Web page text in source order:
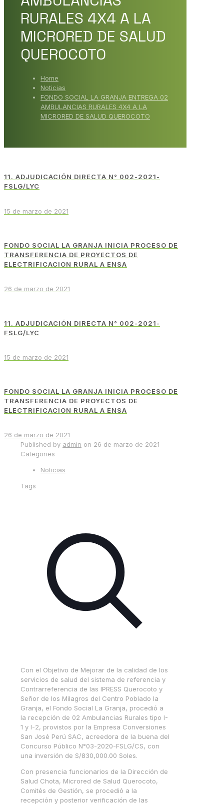
RURALES 4X4 A LA
MICRORED DE SALUD
QUEROCOTO
Home
Noticias
FONDO SOCIAL LA GRANJA ENTREGA 02
AMBULANCIAS RURALES 4X4 A LA
MICRORED DE SALUD QUEROCOTO
11. ADJUDICACIÓN DIRECTA N° 002-2021-
FSLG/LYC
15 de marzo de 2021
FONDO SOCIAL LA GRANJA INICIA PROCESO DE
TRANSFERENCIA DE PROYECTOS DE
ELECTRIFICACION RURAL A ENSA
26 de marzo de 2021
11. ADJUDICACIÓN DIRECTA N° 002-2021-
FSLG/LYC
15 de marzo de 2021
FONDO SOCIAL LA GRANJA INICIA PROCESO DE
TRANSFERENCIA DE PROYECTOS DE
ELECTRIFICACION RURAL A ENSA
26 de marzo de 2021
Published by admin on 26 de marzo de 2021
Categories
Noticias
Tags
Con el Objetivo de Mejorar de la calidad de los
servicios de salud del sistema de referencia y
Contrarreferencia de las IPRESS Querocoto y
Señor de los Milagros del Centro Poblado la
Granja, el Fondo Social La Granja, procedió a
la recepción de 02 Ambulancias Rurales tipo I-
1 y I-2, provistos por la Empresa Conversiones
San José Perú SAC, acreedora de la buena del
Concurso Público N°03-2020-FSLG/CS, con
una inversión de S/830,000.00 Soles.
Con presencia funcionarios de la Dirección de
Salud Chota, Microred de Salud Querocoto,
Comités de Gestión, se procedió a la
recepción y posterior verificación de las